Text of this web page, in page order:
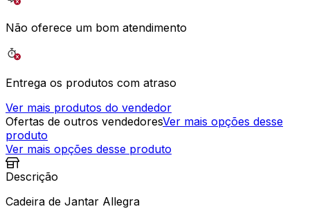
Não oferece um bom atendimento
Entrega os produtos com atraso
Ver mais produtos do vendedor
Ofertas de outros vendedoresVer mais opções desse
produto
Ver mais opções desse produto
Descrição
Cadeira de Jantar Allegra